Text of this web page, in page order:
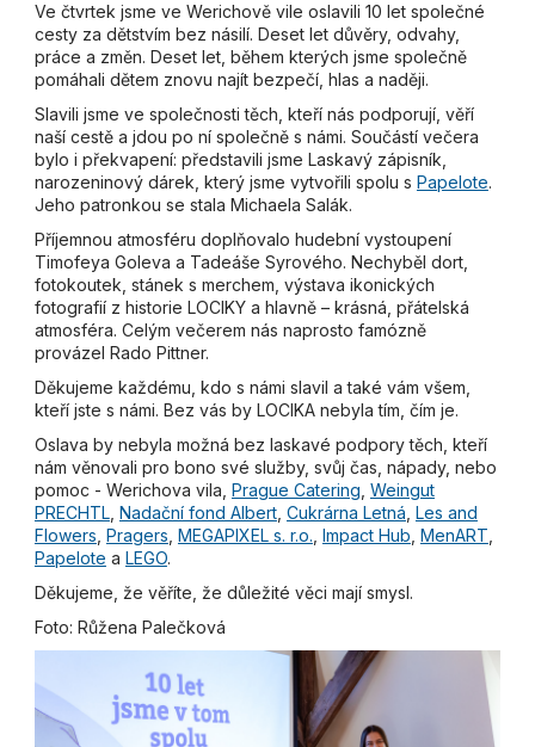
Ve čtvrtek jsme ve Werichově vile oslavili 10 let společné
cesty za dětstvím bez násilí. Deset let důvěry, odvahy,
práce a změn. Deset let, během kterých jsme společně
pomáhali dětem znovu najít bezpečí, hlas a naději.
Slavili jsme ve společnosti těch, kteří nás podporují, věří
naší cestě a jdou po ní společně s námi. Součástí večera
bylo i překvapení: představili jsme Laskavý zápisník,
narozeninový dárek, který jsme vytvořili spolu s Papelote.
Jeho patronkou se stala Michaela Salák.
Příjemnou atmosféru doplňovalo hudební vystoupení
Timofeya Goleva a Tadeáše Syrového. Nechyběl dort,
fotokoutek, stánek s merchem, výstava ikonických
fotografií z historie LOCIKY a hlavně – krásná, přátelská
atmosféra. Celým večerem nás naprosto famózně
provázel Rado Pittner.
Děkujeme každému, kdo s námi slavil a také vám všem,
kteří jste s námi. Bez vás by LOCIKA nebyla tím, čím je.
Oslava by nebyla možná bez laskavé podpory těch, kteří
nám věnovali pro bono své služby, svůj čas, nápady, nebo
pomoc - Werichova vila, Prague Catering, Weingut
PRECHTL, Nadační fond Albert, Cukrárna Letná, Les and
Flowers, Pragers, MEGAPIXEL s. r.o., Impact Hub, MenART,
Papelote a LEGO.
Děkujeme, že věříte, že důležité věci mají smysl.
Foto: Růžena Palečková